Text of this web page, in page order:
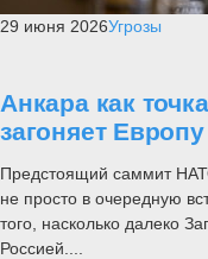
29 июня 2026Угрозы
Анкара как
загоняет
Предстоящий саммит
не просто в очередную
того, насколько далеко
Россией....